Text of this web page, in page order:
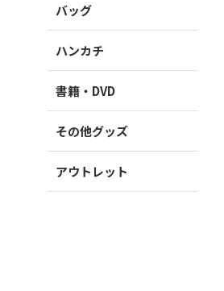
バッグ
ハンカチ
書籍・DVD
その他グッズ
アウトレット